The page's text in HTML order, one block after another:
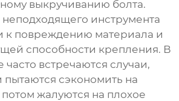
выкручиванию болта.
инструмента
к повреждению материала и
способности крепления. В
встречаются случаи,
пытаются сэкономить на
жалуются на плохое